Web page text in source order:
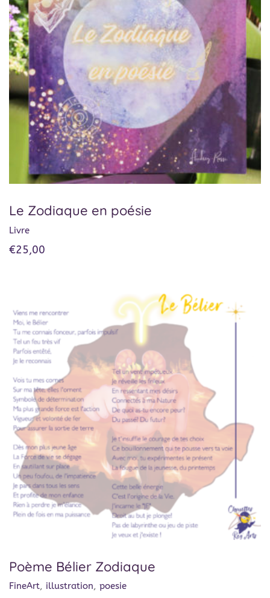
Le Zodiaque en poésie
Livre
€25,00
Poème Bélier Zodiaque
FineArt, illustration, poesie